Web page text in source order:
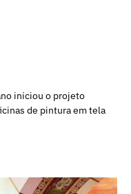
iniciou o projeto
de pintura em tela